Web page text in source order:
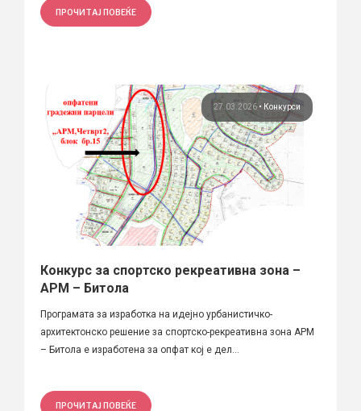
ПРОЧИТАЈ ПОВЕЌЕ
27.03.2026 • Конкурси
Конкурс за спортско рекреативна зона –
АРМ – Битола
Програмата за изработка на идејно урбанистичко-
архитектонско решение за спортско-рекреативна зона АРМ
– Битола е изработена за опфат кој е дел...
ПРОЧИТАЈ ПОВЕЌЕ